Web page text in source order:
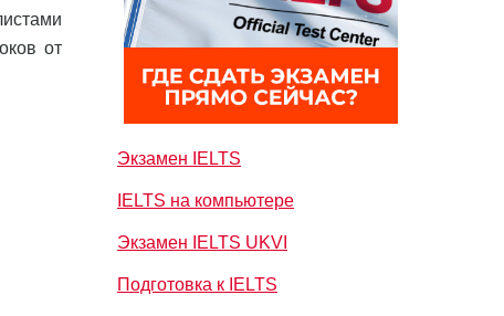
от
Экзамен IELTS
IELTS на компьютере
Экзамен IELTS UKVI
Подготовка к IELTS